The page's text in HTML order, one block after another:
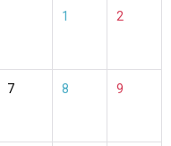
1 2
7 8 9